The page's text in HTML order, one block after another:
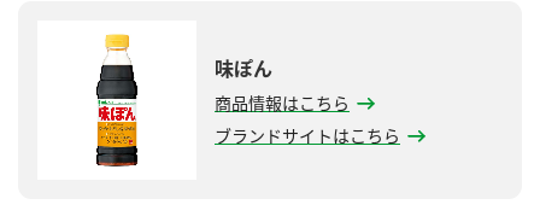
味ぽん
商品情報はこちら
ブランドサイトはこちら